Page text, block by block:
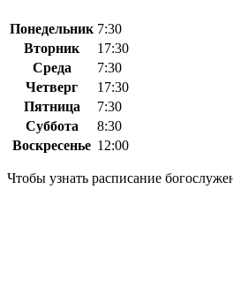
Понедельник 7:30
Вторник
17:30
Среда
7:30
Четверг
17:30
Пятница
7:30
Суббота
8:30
Воскресенье 12:00
Чтобы узнать расписание